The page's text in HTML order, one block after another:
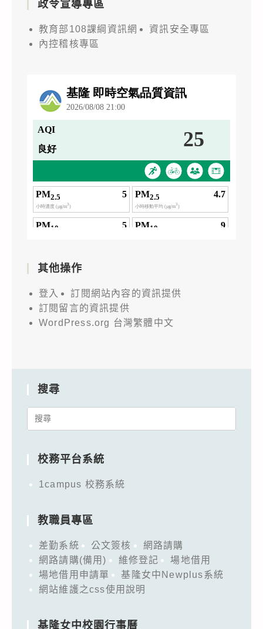
政令宣導專區
教育部108課綱資訊網
資訊安全專區
內控稽核專區
其他操作
登入
訂閱網站內容的資訊提供
訂閱留言的資訊提供
WordPress.org 台灣繁體中文
搜尋
Search
校務平台系統
1campus 校務系統
教職員專區
差勤系統 公文簽核
網路請購
網路請購(備用)
維修登記
場地借用
場地借用申請單
基隆女中Newplus系統
網站維護之css使用說明
基隆女中校園行事曆